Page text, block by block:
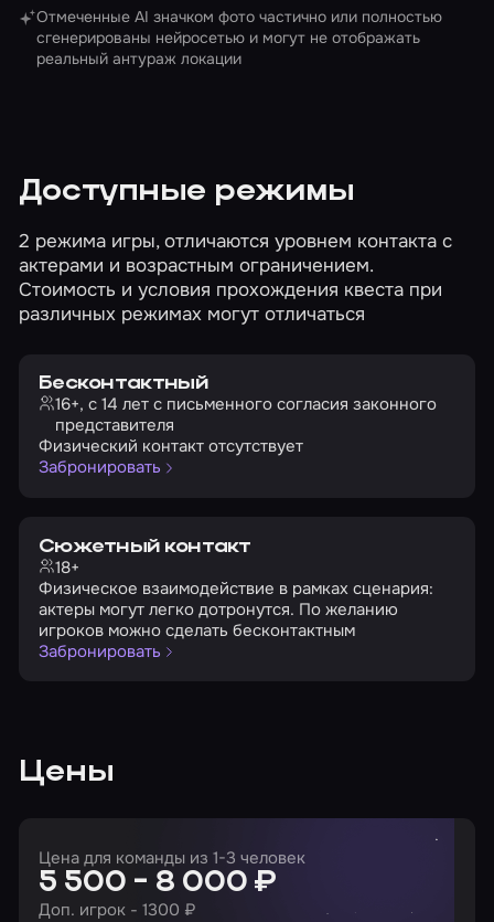
Отмеченные AI значком фото частично или полностью
сгенерированы нейросетью и могут не отображать
реальный антураж локации
Доступные режимы
2 режима игры, отличаются уровнем контакта с
актерами и возрастным ограничением.
Стоимость и условия прохождения квеста при
различных режимах могут отличаться
Бесконтактный
16+, с 14 лет с письменного согласия законного
представителя
Физический контакт отсутствует
Забронировать
Сюжетный контакт
18+
Физическое взаимодействие в рамках сценария:
актеры могут легко дотронутся. По желанию
игроков можно сделать бесконтактным
Забронировать
Цены
Цена для команды из 1-3 человек
5 500 - 8 000 ₽
Доп. игрок - 1300 ₽